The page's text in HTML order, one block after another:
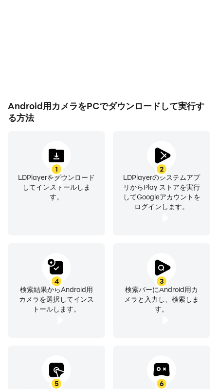
- ホワイトバランス設定（白熱灯、蛍光灯、オート、太陽
光、曇天）
- ターゲット地域
- 設定可能なボリュームキー
現在の市場ではありますが、カメラのアプリケーションの
多くの種類がありますが、我々はまだ、このAndroidのネ
ないAndroidのネイティブシステムは、追加のオプション
を提供します。
------------------
免責条項：
https://github.com/CyanogenMod/android_packages_
Android用カメラをPCでダウンロードして実行す
る方法
1
LDPlayerをダウンロード
してインストールしま
す。
2
LDPlayerのシステムアプ
リからPlay ストアを実行
してGoogleアカウントを
ログインします。
3
検索バーにAndroid用カ
メラと入力し、検索しま
す。
4
検索結果からAndroid用
カメラを選択してインス
トールします。
5
6